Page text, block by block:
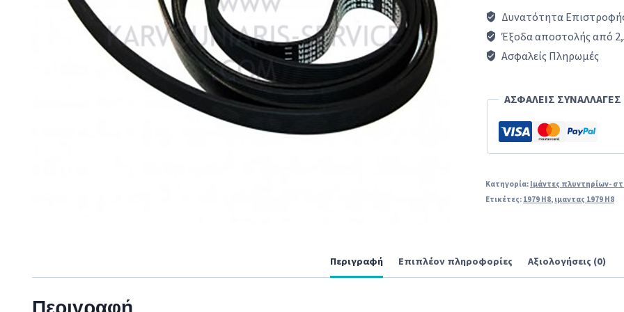
1979
H8
SKY/ESKIMO/VESTEL
Δυνατότητα
Έξοδα αποστολής από
Ασφαλείς Πληρωμές
ΑΣΦΑΛΕΙΣ ΣΥΝΑΛΛΑΓΕΣ
Κατηγορία: Ιμάντες πλυντηρίων-
Ετικέτες: 1979 H8, ιμαντας 1979 H8
Περιγραφή Επιπλέον πληροφορίες Αξιολογήσεις (0)